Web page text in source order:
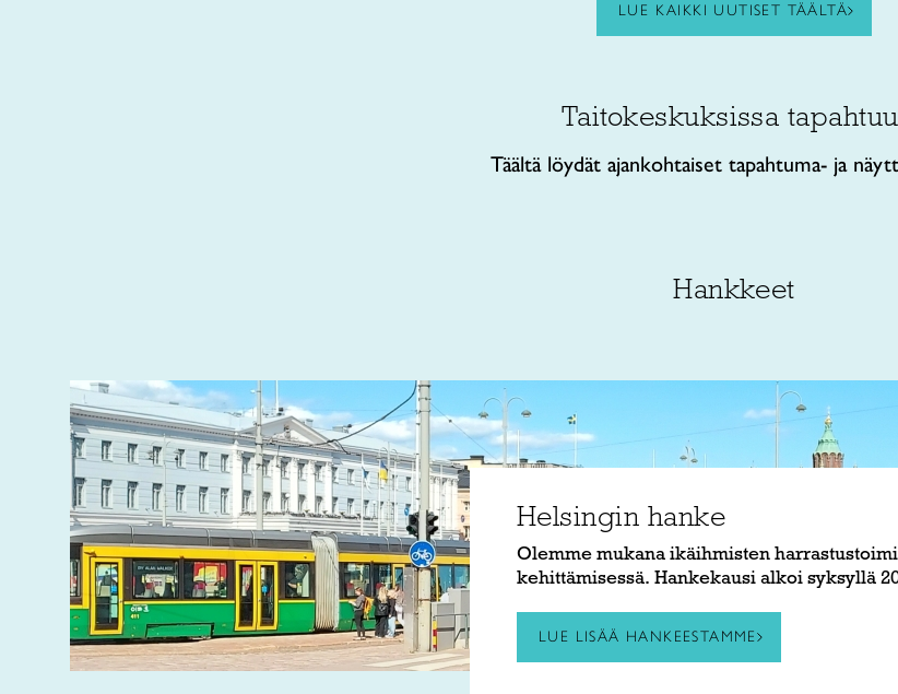
LUE KAIKKI UUTISET TÄÄLTÄ
Taitokeskuksissa
Täältä löydät ajankohtaiset tapahtuma- ja
Hankkeet
Helsingin hanke
Olemme mukana ikäihmisten
kehittämisessä. Hankekausi alkoi syksyllä
LUE LISÄÄ HANKEESTAMME